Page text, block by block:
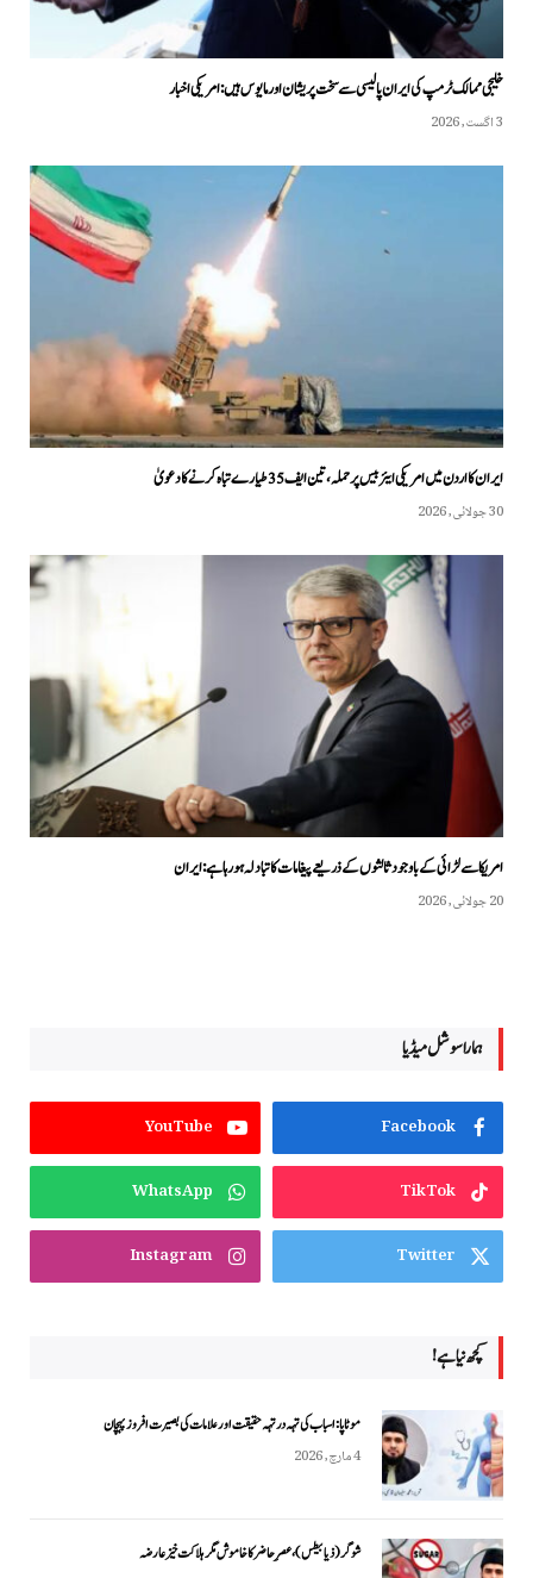
خلیجی ممالک ٹرمپ کی ایران پالیسی سے سخت پریشان اور مایوس ہیں: امریکی اخبار
3 اگست, 2026
ایران کا اردن میں امریکی ایئربیس پر حملہ، تین ایف 35 طیارے تباہ کرنے کا دعویٰ
30 جولائی, 2026
امریکا سے لڑائی کے باوجود ثالثوں کے ذریعے پیغامات کا تبادلہ ہو رہا ہے: ایران
20 جولائی, 2026
ہمارا سوشل میڈیا
Facebook
YouTube
TikTok
WhatsApp
Twitter
Instagram
کچھ نیا ہے!
موٹاپا: اسباب کی تہہ در تہہ حقیقت اور علامات کی بصیرت افروز پہچان
4 مارچ, 2026
شوگر (ذیابیطس)، عصرِ حاضر کا خاموش مگر ہلاکت خیز عارضہ